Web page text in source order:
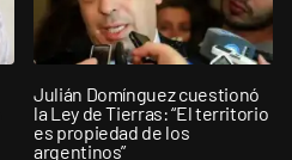
Julián Domínguez cuestionó
la Ley de Tierras: “El territorio
es propiedad de los
argentinos”